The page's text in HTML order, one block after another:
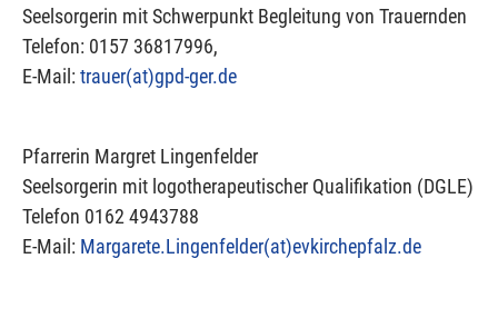
Seelsorgerin mit Schwerpunkt Begleitung von Trauernden
Telefon: 0157 36817996,
E-Mail: trauer(at)gpd-ger.de
Pfarrerin Margret Lingenfelder
Seelsorgerin mit logotherapeutischer Qualifikation (DGLE)
Telefon 0162 4943788
E-Mail: Margarete.Lingenfelder(at)evkirchepfalz.de